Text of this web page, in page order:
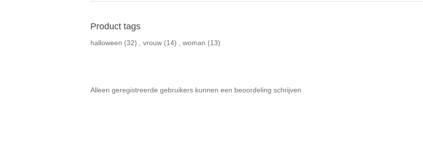
Product tags
halloween (32) , vrouw (14) , woman (13)
Alleen geregistreerde gebruikers kunnen een beoordeling schrijven